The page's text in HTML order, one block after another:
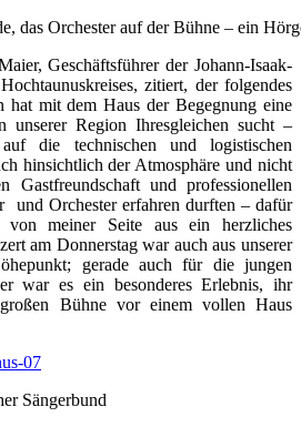
das Orchester auf der Bühne – ein
Geschäftsführer der Johann-Isaak-
zitiert, der folgendes
hat mit dem Haus der Begegnung eine
unserer Region Ihresgleichen sucht –
die technischen und logistischen
hinsichtlich der Atmosphäre und nicht
Gastfreundschaft und professionellen
und Orchester erfahren durften – dafür
meiner Seite aus ein herzliches
am Donnerstag war auch aus unserer
gerade auch für die jungen
war es ein besonderes Erlebnis, ihr
Bühne vor einem vollen Haus
Sängerbund